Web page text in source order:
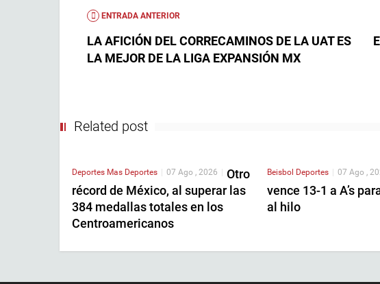
ENTRADA ANTERIOR
LA AFICIÓN DEL CORRECAMINOS DE LA UAT ES
LA MEJOR DE LA LIGA EXPANSIÓN MX
Related post
Deportes Mas Deportes | 07 Ago , 2026 | Otro
récord de México, al superar las
384 medallas totales en los
Centroamericanos
Beisbol Deportes | 07 Ago ,
vence 13-1 a A’s
al hilo